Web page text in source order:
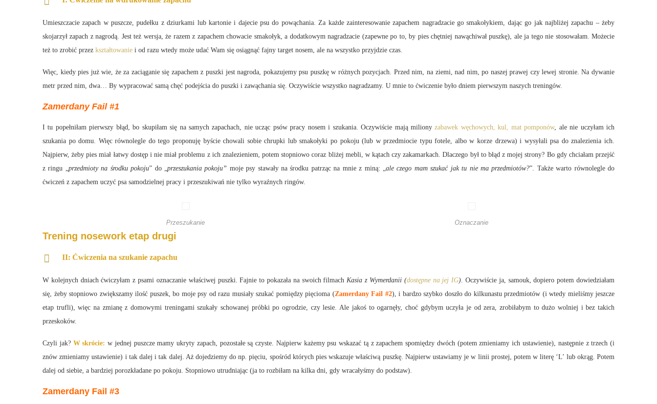
Umieszczacie zapach w puszcze, pudełku z dziurkami lub kartonie i dajecie psu do powąchania. Za każde zainteresowanie zapachem nagradzacie go smakołykiem, dając go jak najbliżej zapachu – żeby
skojarzył zapach z nagrodą. Jest też wersja, że razem z zapachem chowacie smakołyk, a dodatkowym nagradzacie (zapewne po to, by pies chętniej nawąchiwał puszkę), ale ja tego nie stosowałam. Możecie
też to zrobić przez kształtowanie i od razu wtedy może udać Wam się osiągnąć fajny target nosem, ale na wszystko przyjdzie czas.
Więc, kiedy pies już wie, że za zaciąganie się zapachem z puszki jest nagroda, pokazujemy psu puszkę w różnych pozycjach. Przed nim, na ziemi, nad nim, po naszej prawej czy lewej stronie. Na dywanie
metr przed nim, dwa… By wypracować samą chęć podejścia do puszki i zawąchania się. Oczywiście wszystko nagradzamy. U mnie to ćwiczenie było dniem pierwszym naszych treningów.
Zamerdany Fail #1
I tu popełniłam pierwszy błąd, bo skupiłam się na samych zapachach, nie ucząc psów pracy nosem i szukania. Oczywiście mają milionyzabawek węchowych, kul, mat pomponów, ale nie uczyłam ich
szukania po domu. Więc równolegle do tego proponuję byście chowali sobie chrupki lub smakołyki po pokoju (lub w przedmiocie typu fotele, albo w korze drzewa) i wysyłali psa do znalezienia ich.
Najpierw, żeby pies miał łatwy dostęp i nie miał problemu z ich znalezieniem, potem stopniowo coraz bliżej mebli, w kątach czy zakamarkach. Dlaczego był to błąd z mojej strony? Bo gdy chciałam przejść
z ringu „przedmioty na środku pokoju” do „przeszukania pokoju” moje psy stawały na środku patrząc na mnie z miną: „ale czego mam szukać jak tu nie ma przedmiotów?”. Także warto równolegle do
ćwiczeń z zapachem uczyć psa samodzielnej pracy i przeszukiwań nie tylko wyraźnych ringów.
Przeszukanie Oznaczanie
Trening nosework etap drugi
II: Ćwiczenia na szukanie zapachu
W kolejnych dniach ćwiczyłam z psami oznaczanie właściwej puszki. Fajnie to pokazała na swoich filmachKasia z Wymerdanii (dostępne na jej IG). Oczywiście ja, samouk, dopiero potem dowiedziałam
się, żeby stopniowo zwiększamy ilość puszek, bo moje psy od razu musiały szukać pomiędzy pięcioma (Zamerdany Fail #2), i bardzo szybko doszło do kilkunastu przedmiotów (i wtedy mieliśmy jeszcze
etap trufli), więc na zmianę z domowymi treningami szukały schowanej próbki po ogrodzie, czy lesie. Ale jakoś to ogarnęły, choć gdybym uczyła je od zera, zrobiłabym to dużo wolniej i bez takich
przeskoków.
Czyli jak? W skrócie: w jednej puszcze mamy ukryty zapach, pozostałe są czyste. Najpierw każemy psu wskazać tą z zapachem spomiędzy dwóch (potem zmieniamy ich ustawienie), następnie z trzech (i
znów zmieniamy ustawienie) i tak dalej i tak dalej. Aż dojedziemy do np. pięciu, spośród których pies wskazuje właściwą puszkę. Najpierw ustawiamy je w linii prostej, potem w literę ‘L’ lub okrąg. Potem
dalej od siebie, a bardziej porozkładane po pokoju. Stopniowo utrudniając (ja to rozbiłam na kilka dni, gdy wracałyśmy do podstaw).
Zamerdany Fail #3